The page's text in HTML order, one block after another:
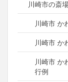
川崎市の斎
川崎市
川崎市 か
川崎市
行例